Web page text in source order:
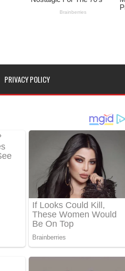
PRIVACY POLICY